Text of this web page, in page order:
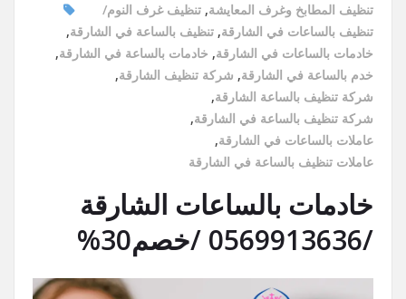
تنظيف المطابخ وغرف المعايشة, تنظيف غرف النوم
تنظيف بالساعات في الشارقة, تنظيف بالساعة في الشارقة,
خادمات بالساعات في الشارقة, خادمات بالساعة في الشارقة,
خدم بالساعة في الشارقة, شركة تنظيف الشارقة,
شركة تنظيف بالساعة الشارقة,
شركة تنظيف بالساعة في الشارقة,
عاملات بالساعات في الشارقة,
عاملات تنظيف بالساعة في الشارقة
خادمات بالساعات الشارقة
/0569913636 /خصم30%